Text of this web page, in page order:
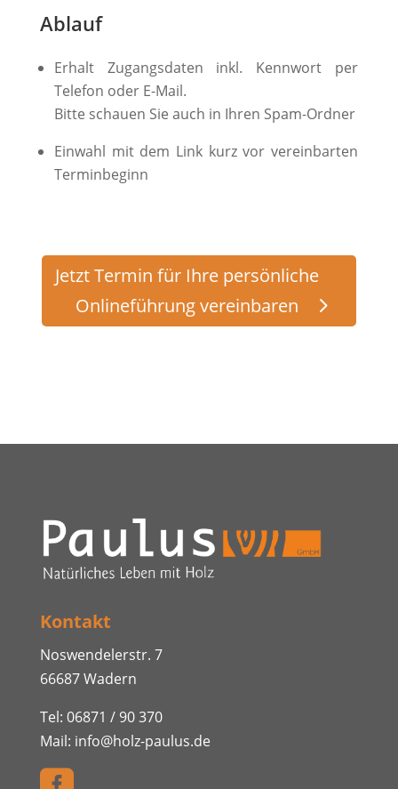
Ablauf
Erhalt Zugangsdaten inkl. Kennwort per
Telefon oder E-Mail.
Bitte schauen Sie auch in Ihren Spam-Ordner
Einwahl mit dem Link kurz vor vereinbarten
Terminbeginn
Jetzt Termin für Ihre persönliche
Onlineführung vereinbaren
Kontakt
Noswendelerstr. 7
66687 Wadern
Tel: 06871 / 90 370
Mail: info@holz-paulus.de